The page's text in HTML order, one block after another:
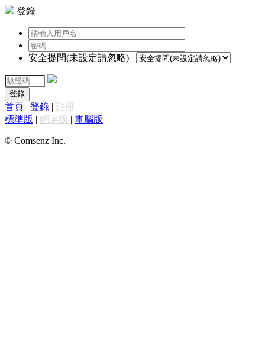
登錄
安全提問(未設定請忽略)
登錄
首頁 | 登錄 | 註冊
標準版 | 觸屏版 | 電腦版 |
© Comsenz Inc.